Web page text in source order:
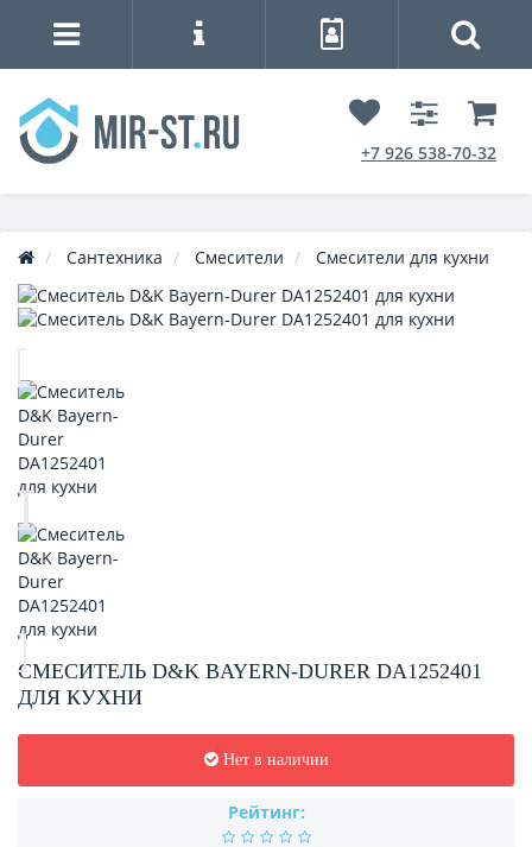
+7 926 538-70-32
Сантехника Смесители Смесители для кухни
СМЕСИТЕЛЬ D&K BAYERN-DURER DA1252401
ДЛЯ КУХНИ
Нет в наличии
Рейтинг: